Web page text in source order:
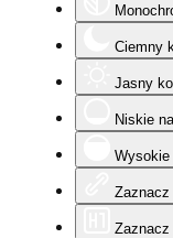
Ciemny
Jasny
Niskie
Zaznacz
Zaznacz